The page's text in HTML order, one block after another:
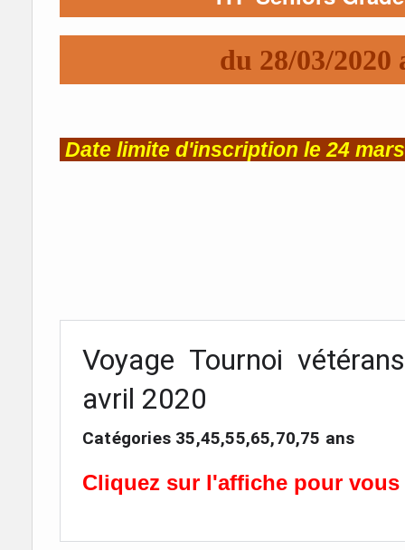
du 28/03/2020
Date limite d'inscription le 24
Voyage Tournoi
avril 2020
Catégories 35,45,55,65,70,75 ans
Cliquez sur l'affiche pour